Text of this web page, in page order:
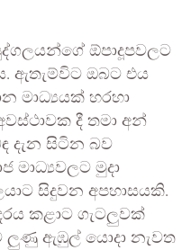
ඕපාදූපවලට
ඇතැම්විට ඔබට එය
මාධ්‍යයක් හරහා
දී තමා අන්
දැන සිටින බව
මාධ්‍යවලට මුදා
සිදුවන අපහාසයකි.
කළාට ගැටලුවක්
ලුණු ඇඹුල් යොදා නැවත